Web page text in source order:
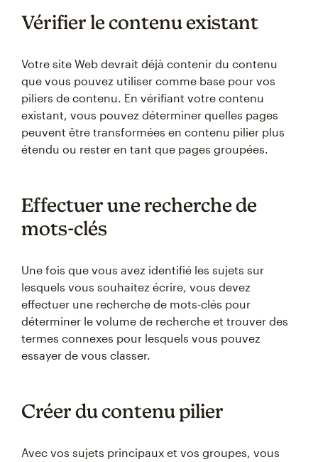
Vérifier le contenu existant
Votre site Web devrait déjà contenir du contenu
que vous pouvez utiliser comme base pour vos
piliers de contenu. En vérifiant votre contenu
existant, vous pouvez déterminer quelles pages
peuvent être transformées en contenu pilier plus
étendu ou rester en tant que pages groupées.
Effectuer une recherche de
mots-clés
Une fois que vous avez identifié les sujets sur
lesquels vous souhaitez écrire, vous devez
effectuer une recherche de mots-clés pour
déterminer le volume de recherche et trouver des
termes connexes pour lesquels vous pouvez
essayer de vous classer.
Créer du contenu pilier
Avec vos sujets principaux et vos groupes, vous